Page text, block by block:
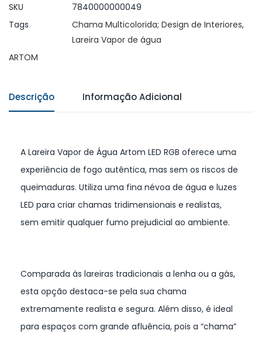
SKU
7840000000049
Tags
Chama Multicolorida; Design de Interiores,
Lareira Vapor de água
ARTOM
Descrição Informação Adicional
A Lareira Vapor de Água Artom LED RGB oferece uma
experiência de fogo autêntica, mas sem os riscos de
queimaduras. Utiliza uma fina névoa de água e luzes
LED para criar chamas tridimensionais e realistas,
sem emitir qualquer fumo prejudicial ao ambiente.
Comparada às lareiras tradicionais a lenha ou a gás,
esta opção destaca-se pela sua chama
extremamente realista e segura. Além disso, é ideal
para espaços com grande afluência, pois a “chama”